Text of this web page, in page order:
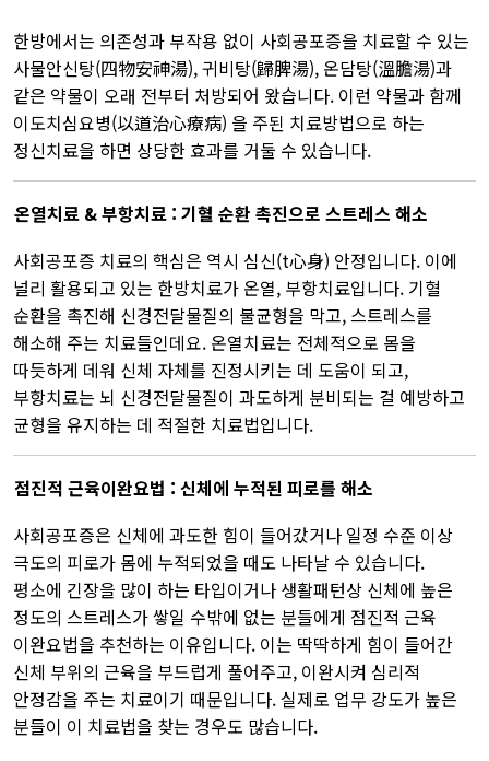
한방에서는 의존성과 부작용 없이 사회공포증을 치료할 수 있는
사물안신탕(四物安神湯), 귀비탕(歸脾湯), 온담탕(溫膽湯)과
같은 약물이 오래 전부터 처방되어 왔습니다. 이런 약물과 함께
이도치심요병(以道治心療病) 을 주된 치료방법으로 하는
정신치료을 하면 상당한 효과를 거둘 수 있습니다.​
온열치료 & 부항치료 : 기혈 순환 촉진으로 스트레스 해소
사회공포증 치료의 핵심은 역시 심신(t心身) 안정입니다. 이에
널리 활용되고 있는 한방치료가 온열, 부항치료입니다. 기혈
순환을 촉진해 신경전달물질의 불균형을 막고, 스트레스를
해소해 주는 치료들인데요. 온열치료는 전체적으로 몸을
따듯하게 데워 신체 자체를 진정시키는 데 도움이 되고,
부항치료는 뇌 신경전달물질이 과도하게 분비되는 걸 예방하고
균형을 유지하는 데 적절한 치료법입니다.​
점진적 근육이완요법 : 신체에 누적된 피로를 해소
사회공포증은 신체에 과도한 힘이 들어갔거나 일정 수준 이상
극도의 피로가 몸에 누적되었을 때도 나타날 수 있습니다.
평소에 긴장을 많이 하는 타입이거나 생활패턴상 신체에 높은
정도의 스트레스가 쌓일 수밖에 없는 분들에게 점진적 근육
이완요법을 추천하는 이유입니다. 이는 딱딱하게 힘이 들어간
신체 부위의 근육을 부드럽게 풀어주고, 이완시켜 심리적
안정감을 주는 치료이기 때문입니다. 실제로 업무 강도가 높은
분들이 이 치료법을 찾는 경우도 많습니다.